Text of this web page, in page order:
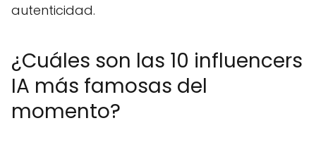
autenticidad.
¿Cuáles son las 10 influencers
IA más famosas del
momento?